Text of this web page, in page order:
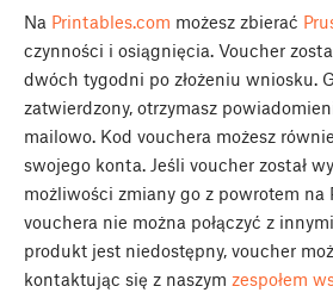
Na Printables.com możesz zbierać
czynności i osiągnięcia. Voucher
dwóch tygodni po złożeniu wniosku.
zatwierdzony, otrzymasz
mailowo. Kod vouchera możesz
swojego konta. Jeśli voucher został
możliwości zmiany go z powrotem na
vouchera nie można połączyć z
produkt jest niedostępny, voucher
kontaktując się z naszym zespołem